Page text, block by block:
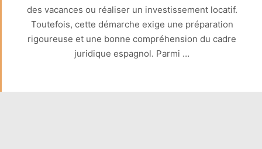
des vacances ou réaliser un investissement locatif.
Toutefois, cette démarche exige une préparation
rigoureuse et une bonne compréhension du cadre
juridique espagnol. Parmi …